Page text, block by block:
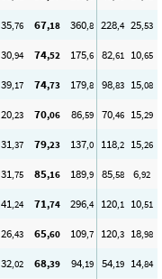
35,76 67,18 360,8 228,4 25,53
30,94 74,52 175,6 82,61 10,65
39,17 74,73 179,8 98,83 15,08
20,23 70,06 86,59 70,46 15,29
31,37 79,23 137,0 118,2 15,26
31,75 85,16 189,9 85,58 6,92
41,24 71,74 296,4 120,1 10,51
26,43 65,60 109,7 120,3 18,98
32,02 68,39 94,19 54,19 14,84